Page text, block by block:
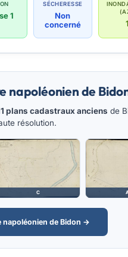
1
SÉCHERESSE
Non
concerné
1
napoléonien de
plans cadastraux anciens de
résolution.
C
napoléonien de Bidon →